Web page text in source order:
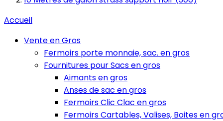
Accueil
Vente en Gros
Fermoirs porte monnaie, sac. en gros
Fournitures pour Sacs en gros
Aimants en gros
Anses de sac en gros
Fermoirs Clic Clac en gros
Fermoirs Cartables, Valises, Boites en